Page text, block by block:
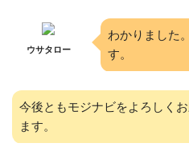
ウサタロー
わかりました
す。
今後ともモジナビをよろしく
ます。